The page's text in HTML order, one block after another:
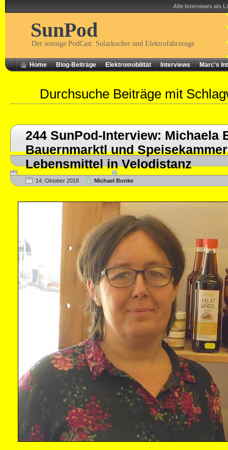
Alle Interviews als
SunPod
Der sonnige PodCast: Solarkocher und Elektrofahrzeuge
Home Blog-Beiträge Elektromobilität Interviews Marc's
Durchsuche Beiträge mit
244 SunPod-Interview: Michaela
Bauernmarktl und
Lebensmittel in Velodistanz
14. Oktober 2018 Michael Bonke